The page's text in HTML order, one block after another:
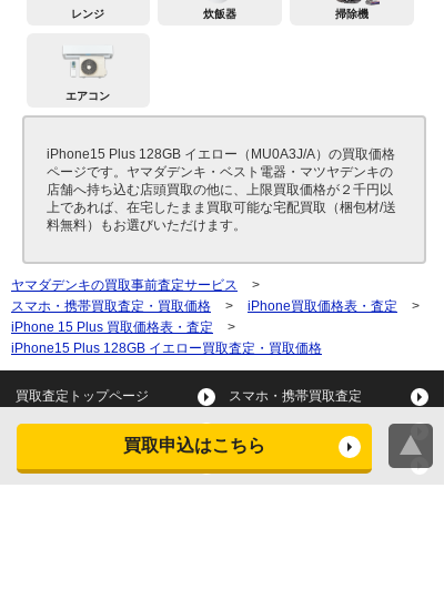
買取申込はこちら
レンジ 炊飯器 掃除機
エアコン
iPhone15 Plus 128GB イエロー（MU0A3J/A）の買取価格
ページです。ヤマダデンキ・ベスト電器・マツヤデンキの
店舗へ持ち込む店頭買取の他に、上限買取価格が２千円以
上であれば、在宅したまま買取可能な宅配買取（梱包材/送
料無料）もお選びいただけます。
ヤマダデンキの買取事前査定サービス
>
スマホ・携帯買取査定・買取価格
> iPhone買取価格表・査定
>
iPhone 15 Plus 買取価格表・査定
>
iPhone15 Plus 128GB イエロー買取査定・買取価格
買取査定トップページ スマホ・携帯買取査定
タブレット買取査定
スマートウォッチ買取査定